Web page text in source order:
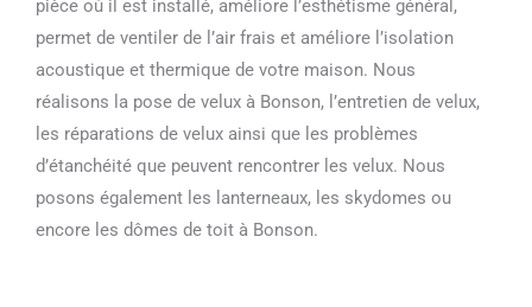
pièce où il est installé, améliore l’esthétisme général,
permet de ventiler de l’air frais et améliore l’isolation
acoustique et thermique de votre maison. Nous
réalisons la pose de velux à Bonson, l’entretien de velux,
les réparations de velux ainsi que les problèmes
d’étanchéité que peuvent rencontrer les velux. Nous
posons également les lanterneaux, les skydomes ou
encore les dômes de toit à Bonson.